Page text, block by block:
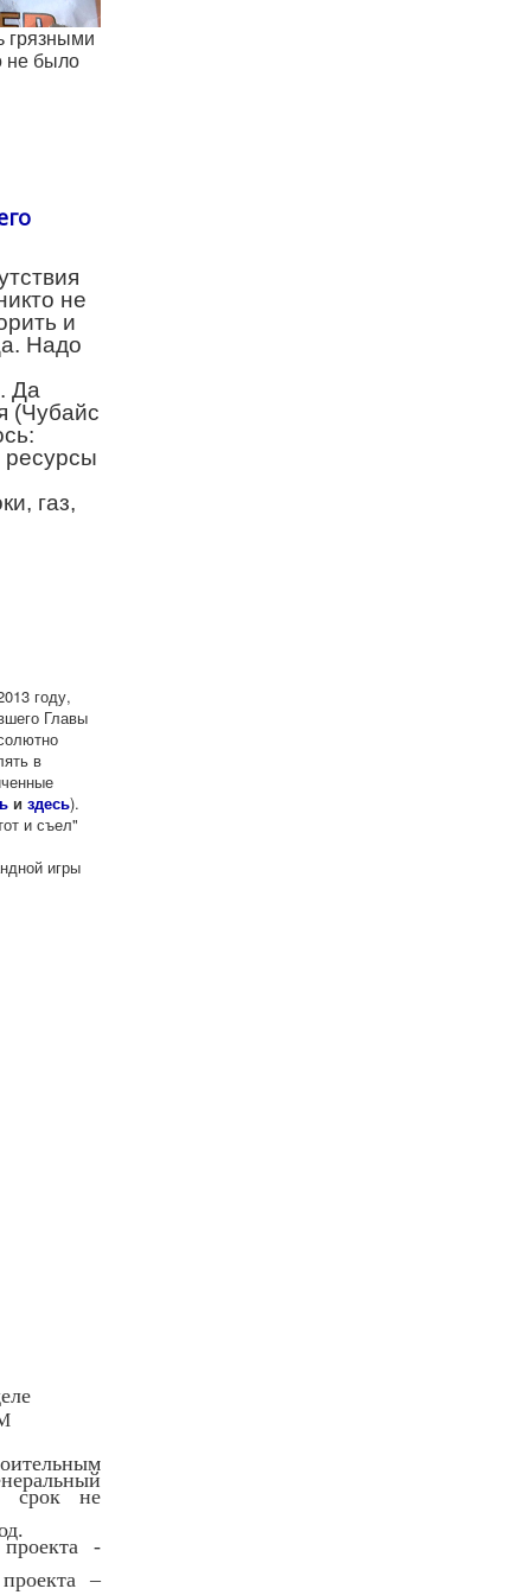
грязными
не было
не
и
Надо
Да
(Чубайс
ресурсы
газ,
году,
Главы
в
и здесь).
и съел"
игры
срок не
-
–